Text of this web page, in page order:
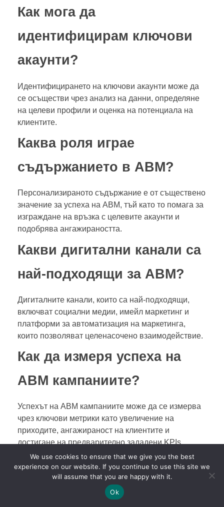
Как мога да
идентифицирам ключови
акаунти?
Идентифицирането на ключови акаунти може да
се осъществи чрез анализ на данни, определяне
на целеви профили и оценка на потенциала на
клиентите.
Каква роля играе
съдържанието в ABM?
Персонализираното съдържание е от съществено
значение за успеха на ABM, тъй като то помага за
изграждане на връзка с целевите акаунти и
подобрява ангажираността.
Какви дигитални канали са
най-подходящи за ABM?
Дигиталните канали, които са най-подходящи,
включват социални медии, имейл маркетинг и
платформи за автоматизация на маркетинга,
които позволяват целенасочено взаимодействие.
Как да измеря успеха на
ABM кампаниите?
Успехът на ABM кампаниите може да се измерва
чрез ключови метрики като увеличение на
приходите, ангажираност на клиентите и
достигане на предварително зададени KPIs.
Как мога да подобря
сътрудничеството между
We use cookies to ensure that we give you the best
experience on our website. If you continue to use this site we
will assume that you are happy with it.
Ok